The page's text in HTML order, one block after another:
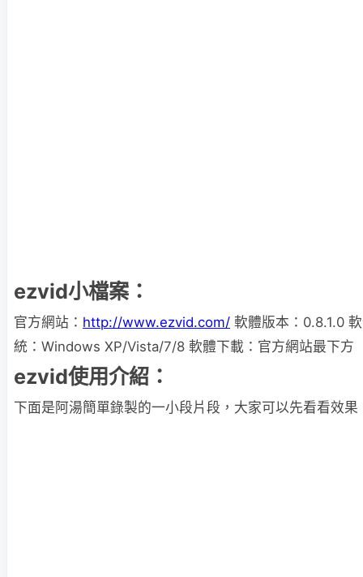
ezvid小檔案：
官方網站： http://www.ezvid.com/ 軟體版本：0.8.1.0
統：Windows XP/Vista/7/8 軟體下載：官方網站最下方
ezvid使用介紹：
下面是阿湯簡單錄製的一小段片段，大家可以先看看效果